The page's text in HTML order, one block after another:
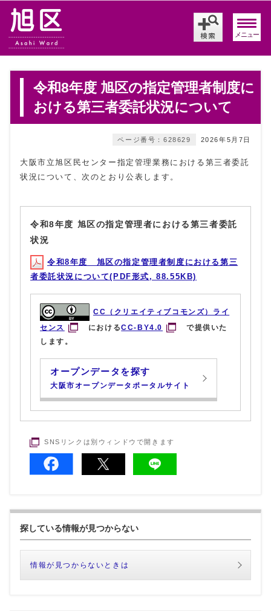
メニュー
令和8年度 旭区の指定管理者制度に
おける第三者委託状況について
2026年5月7日
ページ番号：628629
大阪市立旭区民センター指定管理業務における第三者委託
状況について、次のとおり公表します。
令和8年度 旭区の指定管理者における第三者委託
状況
令和8年度 旭区の指定管理者制度における第三
者委託状況について(PDF形式, 88.55KB)
CC（クリエイティブコモンズ）ライ
センス
におけるCC-BY4.0
で提供いた
します。
オープンデータを探す
大阪市オープンデータポータルサイト
SNSリンクは別ウィンドウで開きます
探している情報が見つからない
情報が見つからないときは